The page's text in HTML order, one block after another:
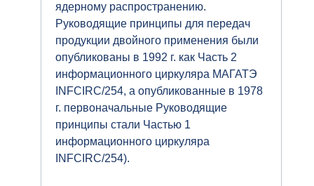
ядерному распространению.
Руководящие принципы для передач
продукции двойного применения были
опубликованы в 1992 г. как Часть 2
информационного циркуляра МАГАТЭ
INFCIRC/254, а опубликованные в 1978
г. первоначальные Руководящие
принципы стали Частью 1
информационного циркуляра
INFCIRC/254).